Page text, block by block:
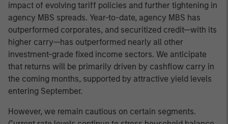
impact of evolving tariff policies and further tightening in
agency MBS spreads. Year-to-date, agency MBS has
outperformed corporates, and securitized credit—with its
higher carry—has outperformed nearly all other
investment-grade fixed income sectors. We anticipate
that returns will be primarily driven by cashflow carry in
the coming months, supported by attractive yield levels
entering September.
However, we remain cautious on certain segments.